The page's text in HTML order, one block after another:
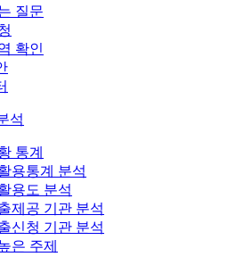
질문
확인
석
통계
용통계 분석
용도 분석
제공 기관 분석
신청 기관 분석
은 주제